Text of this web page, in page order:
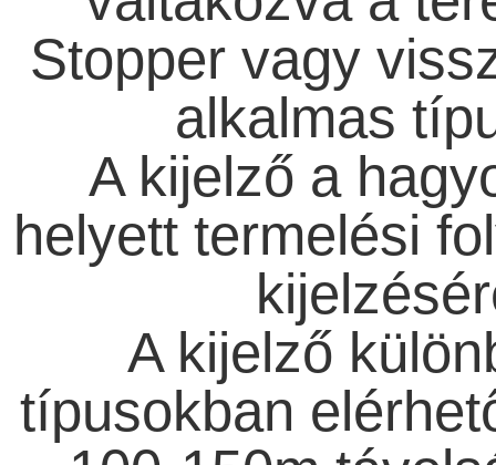
Stopper vagy
alkalmas
A kijelző a
helyett termelési
A kijelző
típusokban